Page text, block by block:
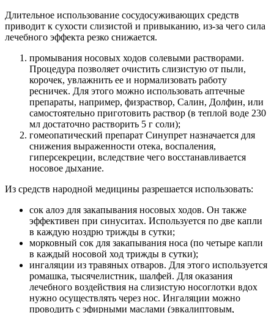
Длительное использование сосудосуживающих средств
приводит к сухости слизистой и привыканию, из-за чего сила
лечебного эффекта резко снижается.
промывания носовых ходов солевыми растворами.
Процедура позволяет очистить слизистую от пыли,
корочек, увлажнить ее и нормализовать работу
ресничек. Для этого можно использовать аптечные
препараты, например, физраствор, Салин, Долфин, или
самостоятельно приготовить раствор (в теплой воде 230
мл достаточно растворить 5 г соли);
гомеопатический препарат Синупрет назначается для
снижения выраженности отека, воспаления,
гиперсекреции, вследствие чего восстанавливается
носовое дыхание.
Из средств народной медицины разрешается использовать:
сок алоэ для закапывания носовых ходов. Он также
эффективен при синуситах. Используется по две капли
в каждую ноздрю трижды в сутки;
морковный сок для закапывания носа (по четыре капли
в каждый носовой ход трижды в сутки);
ингаляции из травяных отваров. Для этого используется
ромашка, тысячелистник, шалфей. Для оказания
лечебного воздействия на слизистую носоглотки вдох
нужно осуществлять через нос. Ингаляции можно
проводить с эфирными маслами (эвкалиптовым,